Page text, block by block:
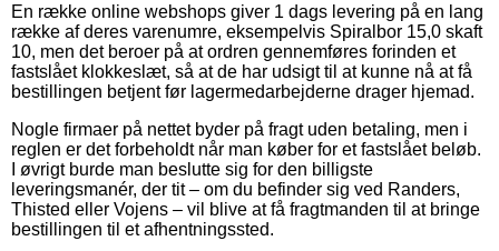
En række online webshops giver 1 dags levering på en lang
række af deres varenumre, eksempelvis Spiralbor 15,0 skaft
10, men det beroer på at ordren gennemføres forinden et
fastslået klokkeslæt, så at de har udsigt til at kunne nå at få
bestillingen betjent før lagermedarbejderne drager hjemad.
Nogle firmaer på nettet byder på fragt uden betaling, men i
reglen er det forbeholdt når man køber for et fastslået beløb.
I øvrigt burde man beslutte sig for den billigste
leveringsmanér, der tit – om du befinder sig ved Randers,
Thisted eller Vojens – vil blive at få fragtmanden til at bringe
bestillingen til et afhentningssted.